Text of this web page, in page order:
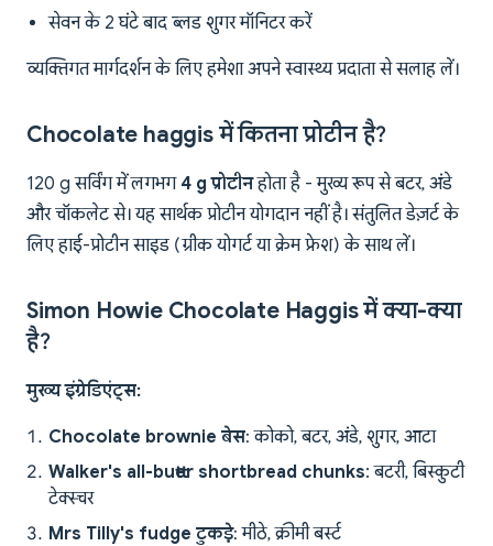
सेवन के 2 घंटे बाद ब्लड शुगर मॉनिटर करें
व्यक्तिगत मार्गदर्शन के लिए हमेशा अपने स्वास्थ्य प्रदाता से सलाह लें।
Chocolate haggis में कितना प्रोटीन है?
120 g सर्विंग में लगभग 4 g प्रोटीनहोता है - मुख्य रूप से बटर, अंडे
और चॉकलेट से। यह सार्थक प्रोटीन योगदान नहीं है। संतुलित डेज़र्ट के
लिए हाई-प्रोटीन साइड (ग्रीक योगर्ट या क्रेम फ्रेश) के साथ लें।
Simon Howie Chocolate Haggis में क्या-क्या
है?
मुख्य इंग्रेडिएंट्स:
Chocolate brownie बेस: कोको, बटर, अंडे, शुगर, आटा
Walker's all-butter shortbread chunks: बटरी, बिस्कुटी
टेक्स्चर
Mrs Tilly's fudge टुकड़े: मीठे, क्रीमी बर्स्ट